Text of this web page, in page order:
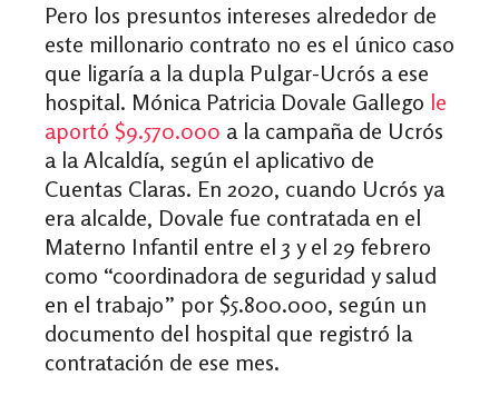
Pero los presuntos intereses alrededor de
este millonario contrato no es el único caso
que ligaría a la dupla Pulgar-Ucrós a ese
hospital. Mónica Patricia Dovale Gallego le
aportó $9.570.000 a la campaña de Ucrós
a la Alcaldía, según el aplicativo de
Cuentas Claras. En 2020, cuando Ucrós ya
era alcalde, Dovale fue contratada en el
Materno Infantil entre el 3 y el 29 febrero
como “coordinadora de seguridad y salud
en el trabajo” por $5.800.000, según un
documento del hospital que registró la
contratación de ese mes.